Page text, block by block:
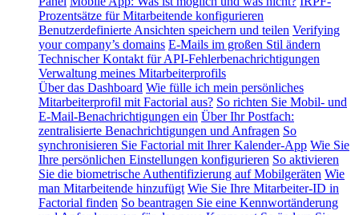
Prozentsätze für Mitarbeitende konfigurieren
Benutzerdefinierte Ansichten speichern und teilen Verifying
your company’s domains E-Mails im großen Stil ändern
Technischer Kontakt für API-Fehlerbenachrichtigungen
Verwaltung meines Mitarbeiterprofils
Über das Dashboard Wie fülle ich mein persönliches
Mitarbeiterprofil mit Factorial aus? So richten Sie Mobil- und
E-Mail-Benachrichtigungen ein Über Ihr Postfach:
zentralisierte Benachrichtigungen und Anfragen So
synchronisieren Sie Factorial mit Ihrer Kalender-App Wie Sie
Ihre persönlichen Einstellungen konfigurieren So aktivieren
Sie die biometrische Authentifizierung auf Mobilgeräten Wie
man Mitarbeitende hinzufügt Wie Sie Ihre Mitarbeiter-ID in
Factorial finden So beantragen Sie eine Kennwortänderung